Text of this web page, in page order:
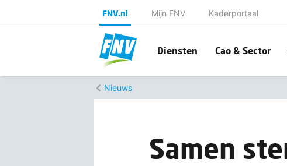
FNV.nl Mijn FNV Kaderportaal
Diensten Cao & Sector
Nieuws
Samen